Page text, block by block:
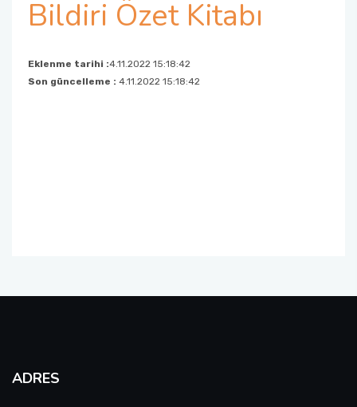
Bildiri Özet Kitabı
Eklenme tarihi :4.11.2022 15:18:42
Son güncelleme : 4.11.2022 15:18:42
ADRES